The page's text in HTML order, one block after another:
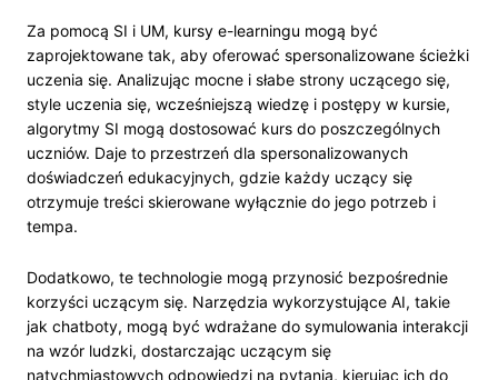
Za pomocą SI i UM, kursy e-learningu mogą być
zaprojektowane tak, aby oferować spersonalizowane ścieżki
uczenia się. Analizując mocne i słabe strony uczącego się,
style uczenia się, wcześniejszą wiedzę i postępy w kursie,
algorytmy SI mogą dostosować kurs do poszczególnych
uczniów. Daje to przestrzeń dla spersonalizowanych
doświadczeń edukacyjnych, gdzie każdy uczący się
otrzymuje treści skierowane wyłącznie do jego potrzeb i
tempa.
Dodatkowo, te technologie mogą przynosić bezpośrednie
korzyści uczącym się. Narzędzia wykorzystujące AI, takie
jak chatboty, mogą być wdrażane do symulowania interakcji
na wzór ludzki, dostarczając uczącym się
natychmiastowych odpowiedzi na pytania, kierując ich do